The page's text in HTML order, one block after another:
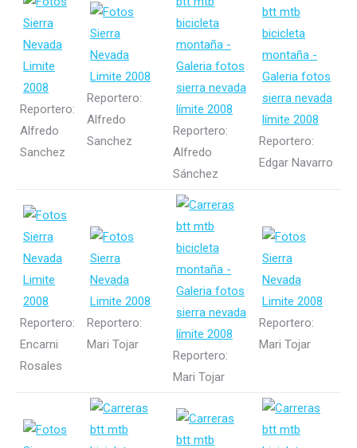
Reportero:
Alfredo
Sanchez
Reportero:
Alfredo
Sanchez
Reportero:
Alfredo
Sánchez
Reportero:
Edgar Navarro
Reportero:
Encarni
Rosales
Reportero:
Mari Tojar
Reportero:
Mari Tojar
Reportero:
Mari Tojar